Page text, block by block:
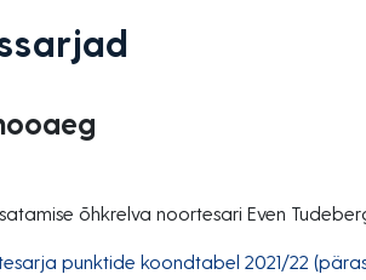
õhkrelva noortesari Even
punktide koondtabel 2021/22